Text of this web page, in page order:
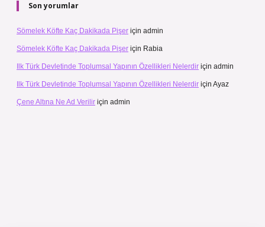
Son yorumlar
Sömelek Köfte Kaç Dakikada Pişer için admin
Sömelek Köfte Kaç Dakikada Pişer için Rabia
Ilk Türk Devletinde Toplumsal Yapının Özellikleri Nelerdir için admin
Ilk Türk Devletinde Toplumsal Yapının Özellikleri Nelerdir için Ayaz
Çene Altına Ne Ad Verilir için admin